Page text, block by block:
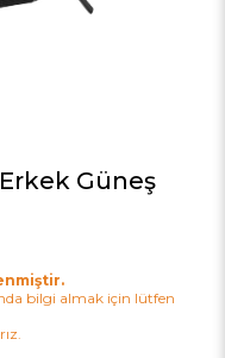
Güneş
bilgi almak için lütfen